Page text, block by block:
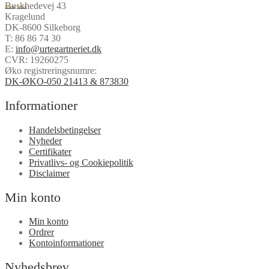
Buskhedevej 43
Kragelund
DK-8600 Silkeborg
T: 86 86 74 30
E: info@urtegartneriet.dk
CVR: 19260275
Øko registreringsnumre:
DK-ØKO-050 21413 & 873830
Informationer
Handelsbetingelser
Nyheder
Certifikater
Privatlivs- og Cookiepolitik
Disclaimer
Min konto
Min konto
Ordrer
Kontoinformationer